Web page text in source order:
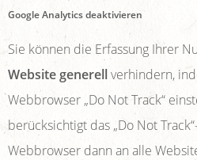
Google Analytics deaktivieren
Sie können die Erfassung Ihrer
Website generellverhindern,
Webbrowser „Do Not Track“
berücksichtigt das „Do Not
Webbrowser dann an alle